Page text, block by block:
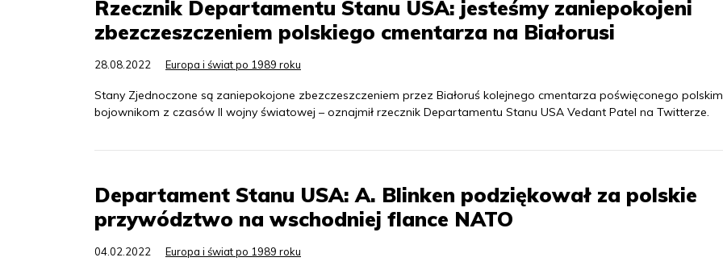
Rzecznik Departamentu Stanu USA: jesteśmy zaniepokojeni
zbezczeszczeniem polskiego cmentarza na Białorusi
28.08.2022 Europa i świat po 1989 roku
Stany Zjednoczone są zaniepokojone zbezczeszczeniem przez Białoruś kolejnego cmentarza poświęconego polskim
bojownikom z czasów II wojny światowej – oznajmił rzecznik Departamentu Stanu USA Vedant Patel na Twitterze.
Departament Stanu USA: A. Blinken podziękował za polskie
przywództwo na wschodniej flance NATO
04.02.2022 Europa i świat po 1989 roku